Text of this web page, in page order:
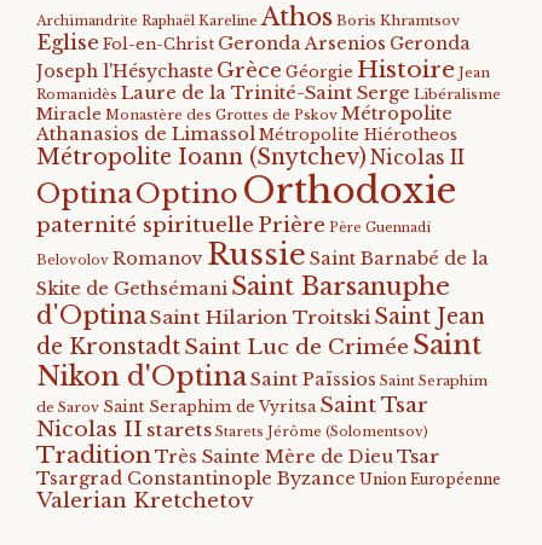
Archimandrite Raphaël Kareline Athos Boris Khramtsov
Eglise Fol-en-Christ Geronda Arsenios Geronda
Joseph l'Hésychaste Grèce Géorgie Histoire Jean
Romanidès Laure de la Trinité-Saint Serge Libéralisme
Miracle Monastère des Grottes de Pskov Métropolite
Athanasios de Limassol Métropolite Hiérotheos
Métropolite Ioann (Snytchev) Nicolas II
OptinaOptino Orthodoxie
paternité spirituelle Prière Père Guennadi
Belovolov Romanov Russie Saint Barnabé de la
Skite de Gethsémani Saint Barsanuphe
d'OptinaSaint Hilarion Troitski Saint Jean
de KronstadtSaint Luc de Crimée Saint
Nikon d'OptinaSaint Païssios Saint Seraphim
de Sarov Saint Seraphim de Vyritsa Saint Tsar
Nicolas II starets Starets Jérôme (Solomentsov)
TraditionTrès Sainte Mère de DieuTsar
Tsargrad Constantinople Byzance Union Européenne
Valerian Kretchetov